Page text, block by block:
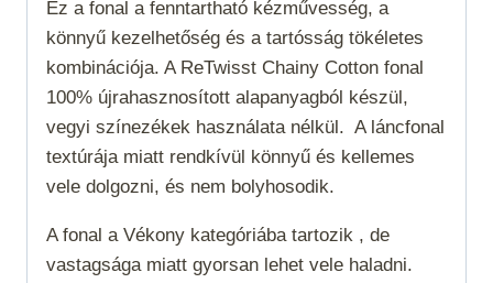
Ez a fonal a fenntartható kézművesség, a
könnyű kezelhetőség és a tartósság tökéletes
kombinációja. A ReTwisst Chainy Cotton fonal
100% újrahasznosított alapanyagból készül,
vegyi színezékek használata nélkül. A láncfonal
textúrája miatt rendkívül könnyű és kellemes
vele dolgozni, és nem bolyhosodik.
A fonal a Vékony kategóriába tartozik , de
vastagsága miatt gyorsan lehet vele haladni.